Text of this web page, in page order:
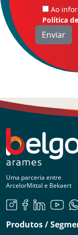
Ao
Política
Uma parceria entre
ArcelorMittal e Bekaert
Produtos /